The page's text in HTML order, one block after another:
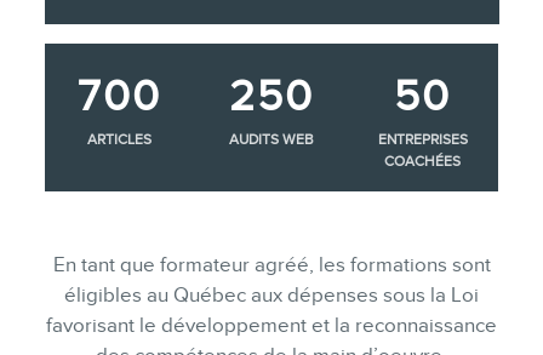
700
ARTICLES
250
AUDITS WEB
50
ENTREPRISES
COACHÉES
En tant que formateur agréé, les formations sont
éligibles au Québec aux dépenses sous la Loi
favorisant le développement et la reconnaissance